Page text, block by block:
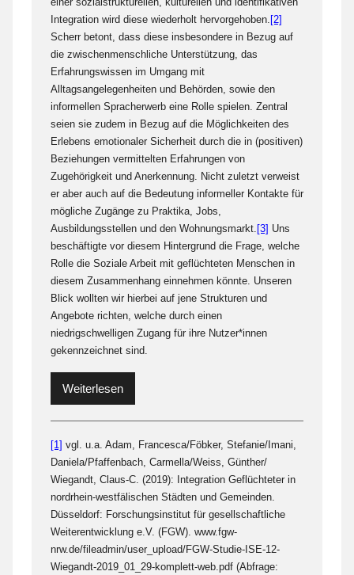
Integration wird diese wiederholt hervorgehoben. [2]
Scherr betont, dass diese insbesondere in Bezug auf
die zwischenmenschliche Unterstützung, das
Erfahrungswissen im Umgang mit
Alltagsangelegenheiten und Behörden, sowie den
informellen Spracherwerb eine Rolle spielen. Zentral
seien sie zudem in Bezug auf die Möglichkeiten des
Erlebens emotionaler Sicherheit durch die in (positiven)
Beziehungen vermittelten Erfahrungen von
Zugehörigkeit und Anerkennung. Nicht zuletzt verweist
er aber auch auf die Bedeutung informeller Kontakte für
mögliche Zugänge zu Praktika, Jobs,
Ausbildungsstellen und den Wohnungsmarkt. [3] Uns
beschäftigte vor diesem Hintergrund die Frage, welche
Rolle die Soziale Arbeit mit geflüchteten Menschen in
diesem Zusammenhang einnehmen könnte. Unseren
Blick wollten wir hierbei auf jene Strukturen und
Angebote richten, welche durch einen
niedrigschwelligen Zugang für ihre Nutzer*innen
gekennzeichnet sind.
Weiterlesen
[1] vgl. u.a. Adam, Francesca/Föbker, Stefanie/Imani,
Daniela/Pfaffenbach, Carmella/Weiss, Günther/
Wiegandt, Claus-C. (2019): Integration Geflüchteter in
nordrhein-westfälischen Städten und Gemeinden.
Düsseldorf: Forschungsinstitut für gesellschaftliche
Weiterentwicklung e.V. (FGW). www.fgw-
nrw.de/fileadmin/user_upload/FGW-Studie-ISE-12-
Wiegandt-2019_01_29-komplett-web.pdf (Abfrage: